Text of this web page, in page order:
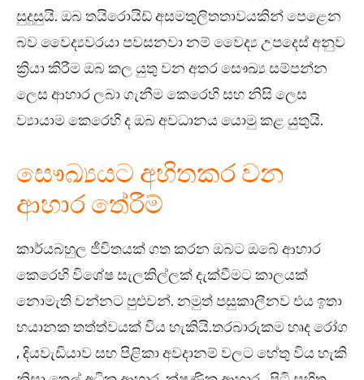
සුදුසුයි. ඔබ තයිරොයිඩ් අසමතුලිතතාවයකින් පෙළෙන
බව වෛද්‍යවරයා පවසනවා නම් වෛද්‍ය උපදෙස් අනුව
ක්‍රියා කිරීම ඔබ කල යුතු වන අතර සෞඛ්‍ය සම්පන්න
ලෙස ආහාර ලබා ගැනීම කෙරෙහි සහ නිසි ලෙස
ව්‍යායාම කෙරෙහි ද ඔබ අවධානය යොමු කළ යුතුයි.
සෞඛ්‍යයට අහිතකර වන
ආහාර තේරීම්
කාර්යබහුල ජීවිතයක් ගත කරන ඔබට ඔබේ ආහාර
කෙරෙහි විශේෂ සැලකිල්ලක් දැක්වීමට කාලයක්
නොමැති වන්නට පුළුවන්. නමුත් පසුකාලීනව එය ඉතා
භයානක තත්ත්වයක් විය හැකියි.තරබාරුකම හෘද රෝග
, දියවැඩියාව සහ පිළිකා අවදානම් වලට හේතු විය හැකි